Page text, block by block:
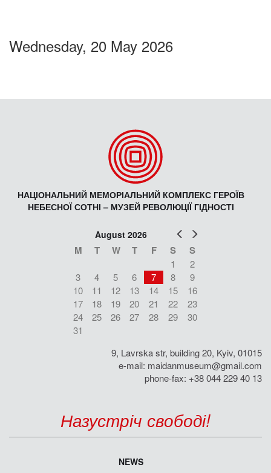
Wednesday, 20 May 2026
НАЦІОНАЛЬНИЙ МЕМОРІАЛЬНИЙ КОМПЛЕКС ГЕРОЇВ
НЕБЕСНОЇ СОТНІ – МУЗЕЙ РЕВОЛЮЦІЇ ГІДНОСТІ
Prev
August 2026
M T W T F S S
1
2
3
4 5 6 7 8
9
10
11 12 13 14 15
16
17
18 19 20 21 22
23
24
25 26 27 28 29
30
31
9, Lavrska str, building 20, Kyiv, 01015
e-mail: maidanmuseum@gmail.com
phone-fax: +38 044 229 40 13
Назустріч свободі!
NEWS